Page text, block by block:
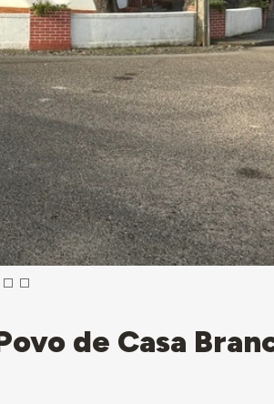
de Casa